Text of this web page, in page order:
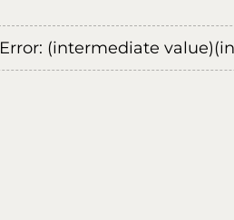
Error: (intermediate